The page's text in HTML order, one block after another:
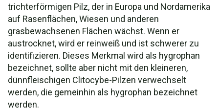
trichterförmigen Pilz, der in Europa und Nordamerika
auf Rasenflächen, Wiesen und anderen
grasbewachsenen Flächen wächst. Wenn er
austrocknet, wird er reinweiß und ist schwerer zu
identifizieren. Dieses Merkmal wird als hygrophan
bezeichnet, sollte aber nicht mit den kleineren,
dünnfleischigen Clitocybe-Pilzen verwechselt
werden, die gemeinhin als hygrophan bezeichnet
werden.